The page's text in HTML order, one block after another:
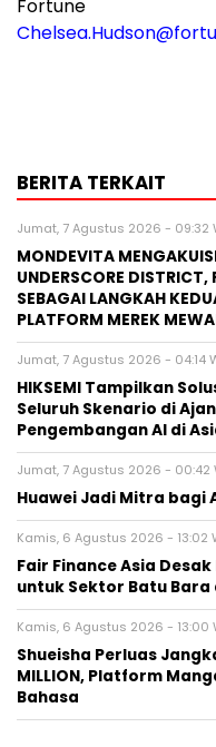
Fortune
BERITA TERKAIT
Jumat, 7 Agustus 2026 - 09:32
MONDEVITA
UNDERSCORE
SEBAGAI LANGKAH
PLATFORM MEREK
Jumat, 7 Agustus 2026 - 04:14
HIKSEMI Tampilkan
Seluruh Skenario di
Pengembangan AI di
Jumat, 7 Agustus 2026 - 00:42
Huawei Jadi Mitra bagi
Kamis, 6 Agustus 2026 - 13:02
Fair Finance Asia
untuk Sektor Batu Bara
Kamis, 6 Agustus 2026 - 13:00
Shueisha Perluas
MILLION, Platform
Bahasa